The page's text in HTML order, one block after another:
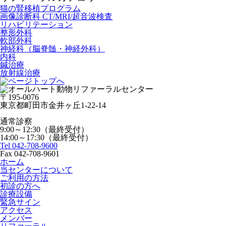
猫の腎移植プログラム
画像診断科 CT/MRI/超音波検査
リハビリテーション
整形外科
軟部外科
神経科（脳脊髄・神経外科）
内科
鍼治療
放射線治療
〒195-0076
東京都町田市金井ヶ丘1-22-14
通常診察
9:00～12:30（最終受付）
14:00～17:30（最終受付）
Tel 042-708-9600
Fax 042-708-9601
ホーム
当センターについて
ご利用の方法
初診の方へ
診療設備
緊急サイン
アクセス
メンバー